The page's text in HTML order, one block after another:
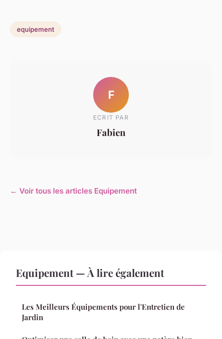
equipement
F
ECRIT PAR
Fabien
← Voir tous les articles Equipement
Equipement — À lire également
Les Meilleurs Équipements pour l'Entretien de
Jardin